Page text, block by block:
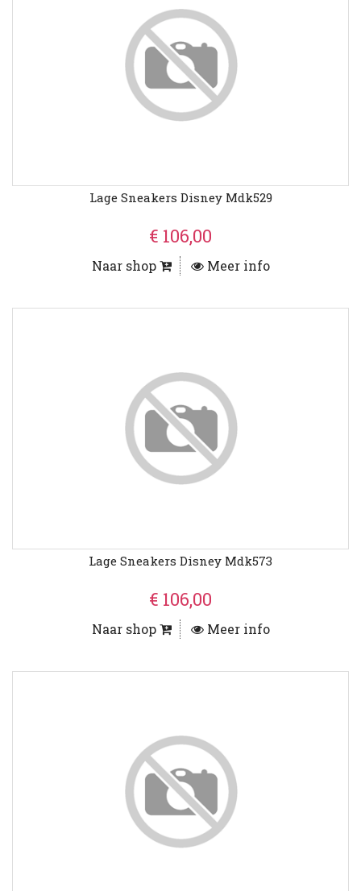
Lage Sneakers Disney Mdk529
€ 106,00
Naar shop Meer info
Lage Sneakers Disney Mdk573
€ 106,00
Naar shop Meer info